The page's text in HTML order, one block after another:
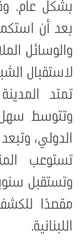
بشكل عام.
بعد أن
والوسائل
لاستقبال
وتتوسط سهل
الدولي، وتبعد
مقصدًا
اللبنانية.